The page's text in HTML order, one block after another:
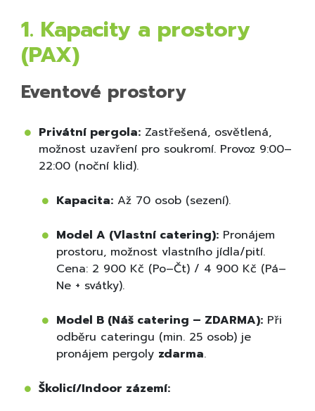
1. Kapacity a prostory
(PAX)
Eventové prostory
Privátní pergola: Zastřešená, osvětlená,
možnost uzavření pro soukromí. Provoz 9:00–
22:00 (noční klid).
Kapacita: Až 70 osob (sezení).
Model A (Vlastní catering): Pronájem
prostoru, možnost vlastního jídla/pití.
Cena: 2 900 Kč (Po–Čt) / 4 900 Kč (Pá–
Ne + svátky).
Model B (Náš catering – ZDARMA): Při
odběru cateringu (min. 25 osob) je
pronájem pergoly zdarma.
Školicí/Indoor zázemí: